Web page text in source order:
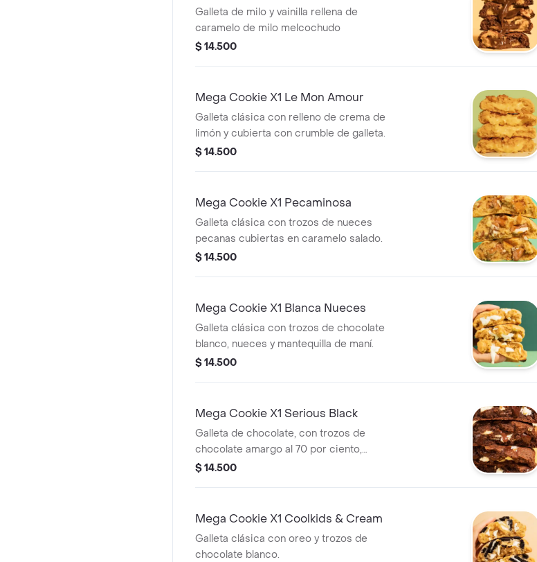
Galleta de milo y vainilla rellena de
caramelo de milo melcochudo
$ 14.500
Mega Cookie X1 Le Mon Amour
Galleta clásica con relleno de crema de
limón y cubierta con crumble de galleta.
$ 14.500
Mega Cookie X1 Pecaminosa
Galleta clásica con trozos de nueces
pecanas cubiertas en caramelo salado.
$ 14.500
Mega Cookie X1 Blanca Nueces
Galleta clásica con trozos de chocolate
blanco, nueces y mantequilla de maní.
$ 14.500
Mega Cookie X1 Serious Black
Galleta de chocolate, con trozos de
chocolate amargo al 70 por ciento,
chocolate semi amargo al 53 por ciento y
$ 14.500
Mega Cookie X1 Coolkids & Cream
Galleta clásica con oreo y trozos de
chocolate blanco.